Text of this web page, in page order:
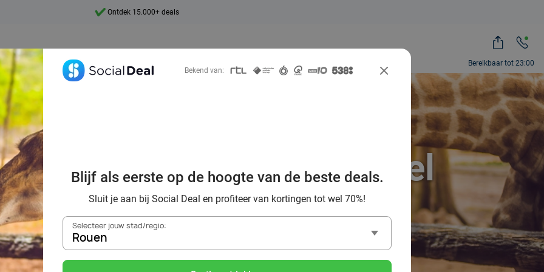
Bereikbaar tot 23:00
7 dagen per week beschikbaar
voordeelshop: ah, zoveel
mooie deals!
Bekend van:
Blijf als eerste op de hoogte van de beste deals.
Sluit je aan bij Social Deal en profiteer van kortingen tot wel 70%!
Selecteer jouw stad/regio:
Rouen